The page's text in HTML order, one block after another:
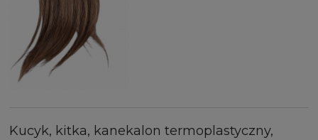
Kucyk, kitka, kanekalon termoplastyczny,